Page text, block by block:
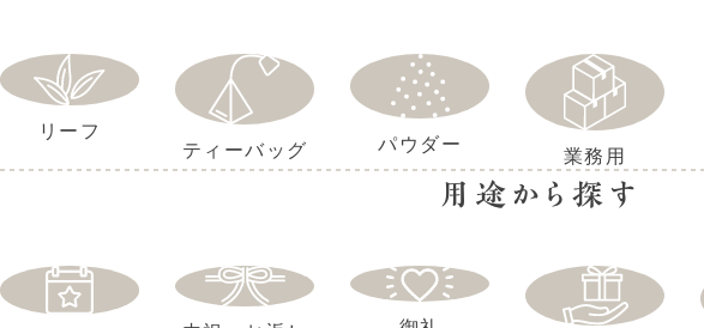
リーフ
ティーバッグ
パウダー
業務用
用途から探す